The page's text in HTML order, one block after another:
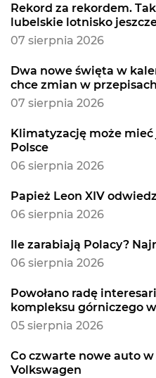
Rekord za rekordem.
lubelskie lotnisko
07 sierpnia 2026
Dwa nowe święta w
chce zmian w przepisach
07 sierpnia 2026
Klimatyzację może
Polsce
06 sierpnia 2026
Papież Leon XIV
06 sierpnia 2026
Ile zarabiają Polacy?
06 sierpnia 2026
Powołano radę
kompleksu górniczego
05 sierpnia 2026
Co czwarte nowe auto
Volkswagen